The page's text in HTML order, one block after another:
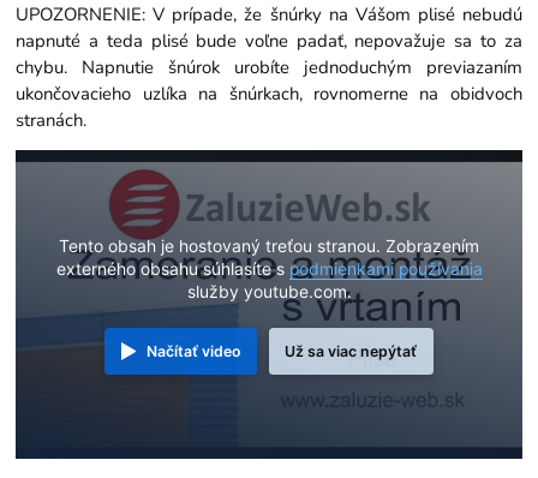
UPOZORNENIE: V prípade, že šnúrky na Vášom plisé nebudú
napnuté a teda plisé bude voľne padať, nepovažuje sa to za
chybu. Napnutie šnúrok urobíte jednoduchým previazaním
ukončovacieho uzlíka na šnúrkach, rovnomerne na obidvoch
stranách.
Tento obsah je hostovaný treťou stranou. Zobrazením
externého obsahu súhlasíte s podmienkami používania
služby youtube.com.
Načítať video Už sa viac nepýtať